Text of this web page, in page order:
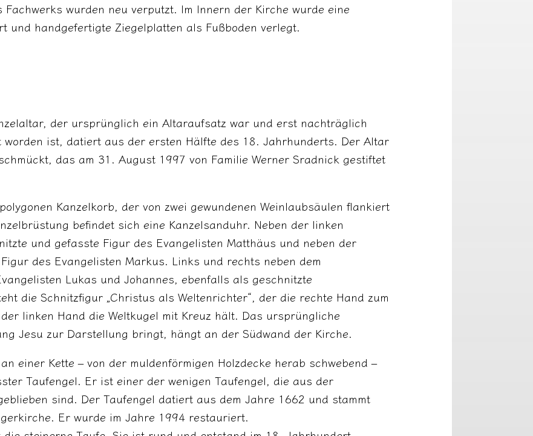
Fachwerks wurden neu verputzt. Im Innern der Kirche wurde eine
und handgefertigte Ziegelplatten als Fußboden verlegt.
der ursprünglich ein Altaraufsatz war und erst nachträglich
worden ist, datiert aus der ersten Hälfte des 18. Jahrhunderts. Der Altar
das am 31. August 1997 von Familie Werner Sradnick gestiftet
Kanzelkorb, der von zwei gewundenen Weinlaubsäulen flankiert
befindet sich eine Kanzelsanduhr. Neben der linken
und gefasste Figur des Evangelisten Matthäus und neben der
des Evangelisten Markus. Links und rechts neben dem
Lukas und Johannes, ebenfalls als geschnitzte
die Schnitzfigur „Christus als Weltenrichter“, der die rechte Hand zum
linken Hand die Weltkugel mit Kreuz hält. Das ursprüngliche
Jesu zur Darstellung bringt, hängt an der Südwand der Kirche.
einer Kette – von der muldenförmigen Holzdecke herab schwebend –
Taufengel. Er ist einer der wenigen Taufengel, die aus der
sind. Der Taufengel datiert aus dem Jahre 1662 und stammt
Er wurde im Jahre 1994 restauriert.